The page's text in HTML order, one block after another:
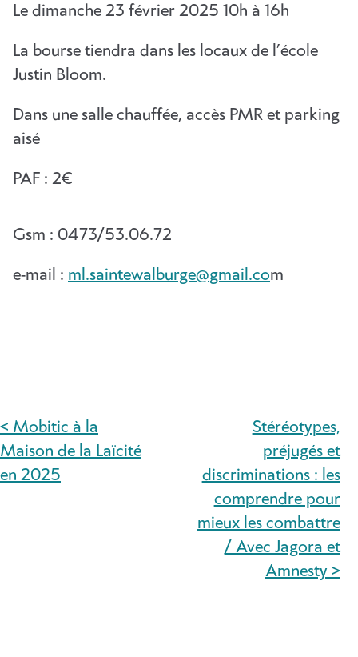
Le dimanche 23 février 2025 10h à 16h
La bourse tiendra dans les locaux de l’école
Justin Bloom.
Dans une salle chauffée, accès PMR et parking
aisé
PAF : 2€
Gsm : 0473/53.06.72
e-mail : ml.saintewalburge@gmail.com
NAVIGATION
DE
< Mobitic à la
Maison de la Laïcité
en 2025
Stéréotypes,
préjugés et
discriminations : les
comprendre pour
mieux les combattre
/ Avec Jagora et
Amnesty >